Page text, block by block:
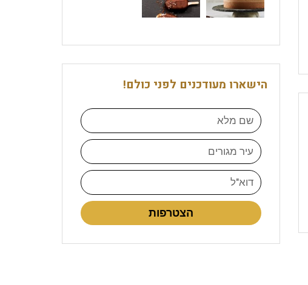
הישארו מעודכנים לפני כולם!
הצטרפות